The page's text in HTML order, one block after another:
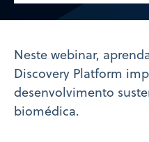
Neste webinar,
Discovery Platform
desenvolvimento
biomédica.